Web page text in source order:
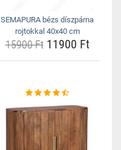
SEMAPURA bézs díszpárna
rojtokkal 40x40 cm
15900 Ft11900 Ft